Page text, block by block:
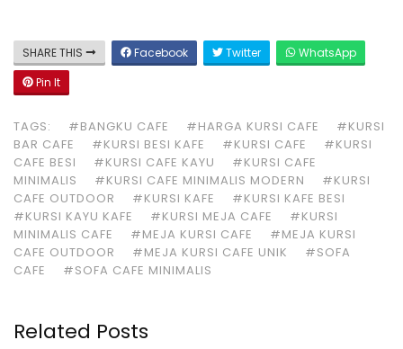
SHARE THIS Facebook Twitter
WhatsApp
Pin It
TAGS: #BANGKU CAFE #HARGA KURSI CAFE
#KURSI
BAR CAFE
#KURSI BESI KAFE #KURSI CAFE
#KURSI
CAFE BESI
#KURSI CAFE KAYU
#KURSI CAFE
MINIMALIS
#KURSI CAFE MINIMALIS MODERN
#KURSI
CAFE OUTDOOR
#KURSI KAFE
#KURSI KAFE BESI
#KURSI KAYU KAFE
#KURSI MEJA CAFE
#KURSI
MINIMALIS CAFE
#MEJA KURSI CAFE
#MEJA KURSI
CAFE OUTDOOR
#MEJA KURSI CAFE UNIK
#SOFA
CAFE
#SOFA CAFE MINIMALIS
Related Posts